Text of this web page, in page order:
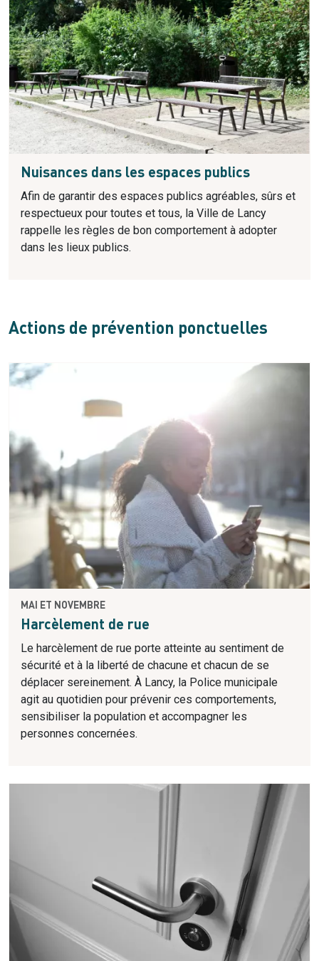
Nuisances dans les espaces publics
Afin de garantir des espaces publics agréables, sûrs et
respectueux pour toutes et tous, la Ville de Lancy
rappelle les règles de bon comportement à adopter
dans les lieux publics.
Actions de prévention ponctuelles
MAI ET NOVEMBRE
Harcèlement de rue
Le harcèlement de rue porte atteinte au sentiment de
sécurité et à la liberté de chacune et chacun de se
déplacer sereinement. À Lancy, la Police municipale
agit au quotidien pour prévenir ces comportements,
sensibiliser la population et accompagner les
personnes concernées.